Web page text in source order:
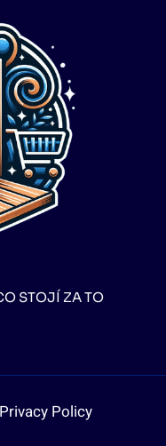
STOJÍ ZA TO
Privacy Policy